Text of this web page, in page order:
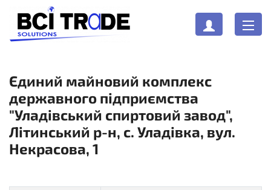
Єдиний майновий комплекс
державного підприємства
"Уладівський спиртовий завод",
Літинський р-н, с. Уладівка, вул.
Некрасова, 1